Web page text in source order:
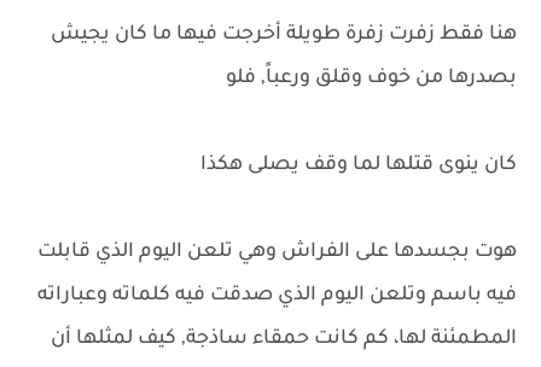
هنا فقط زفرت زفرة طويلة أخرجت فيها ما كان يجيش
بصدرها من خوف وقلق ورعباً, فلو
كان ينوى قتلها لما وقف يصلى هكذا
هوت بجسدها على الفراش وهي تلعن اليوم الذي قابلت
فيه باسم وتلعن اليوم الذي صدقت فيه كلماته وعباراته
المطمئنة لها، كم كانت حمقاء ساذجة, كيف لمثلها أن